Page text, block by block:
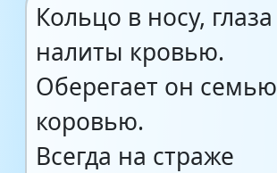
Кольцо в носу, глаза
налиты кровью.
Оберегает он семью
коровью.
Всегда на страже